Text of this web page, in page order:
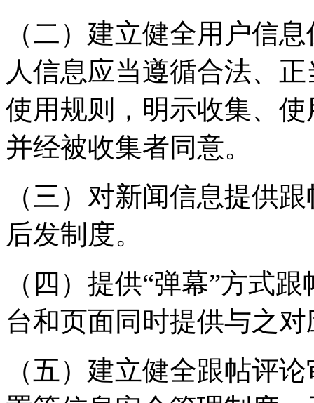
（二）建立健全用户信
人信息应当遵循合法、
使用规则，明示收集、
并经被收集者同意。
（三）对新闻信息提供
后发制度。
（四）提供“弹幕”方式
台和页面同时提供与之
（五）建立健全跟帖评